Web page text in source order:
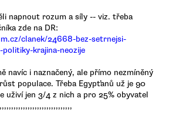
napnout rozum a síly -- viz. třeba
zde na DR:
clanek/24668-bez-setrnejsi-
politiky-krajina-neozije
navíc i naznačený, ale přímo nezmíněný
populace. Třeba Egypťanů už je 90
uživí jen 3/4 z nich a pro 25% obyvatel